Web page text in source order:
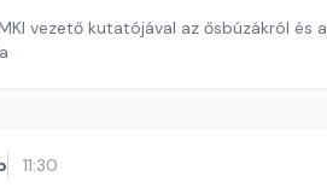
vezető kutatójával az ősbúzákról
11:30